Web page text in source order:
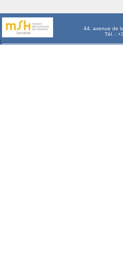
44, avenue de
Tél. :